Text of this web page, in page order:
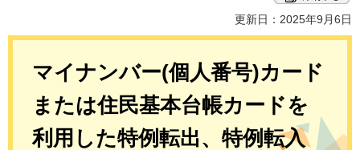
更新日：2025年9月6日
マイナンバー(個人番号)カード
または住民基本台帳カードを
利用した特例転出、特例転入